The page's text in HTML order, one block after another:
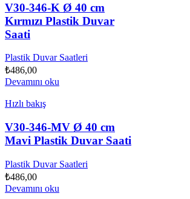
V30-346-K Ø 40 cm
Kırmızı Plastik Duvar
Saati
Plastik Duvar Saatleri
₺486,00
Devamını oku
Hızlı bakış
V30-346-MV Ø 40 cm
Mavi Plastik Duvar Saati
Plastik Duvar Saatleri
₺486,00
Devamını oku